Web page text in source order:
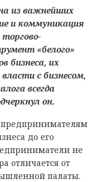
из важнейших
и коммуникация
торгово-
«белого»
бизнеса, их
с бизнесом,
всегда
он.
до его
не
отличается от
палаты.